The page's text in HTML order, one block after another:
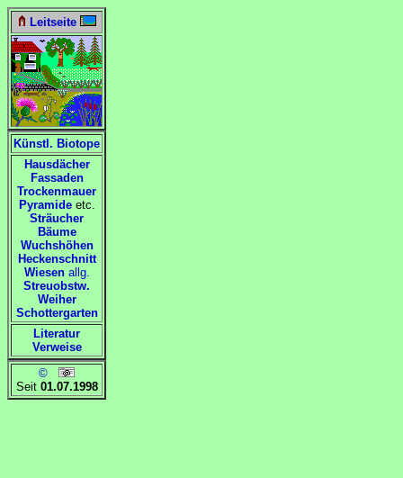
Leitseite
Künstl. Biotope
Hausdächer
Fassaden
Trockenmauer
Pyramideetc.
Sträucher
Bäume
Wuchshöhen
Heckenschnitt
Wiesenallg.
Streuobstw.
Weiher
Schottergarten
Literatur
Verweise
©
Seit 01.07.1998